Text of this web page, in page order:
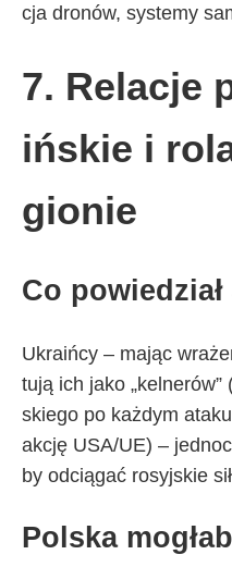
cja dro­nów, sys­te­my
7. Re­la­cje
iń­skie i
gio­nie
Co po­wie­dział
Ukra­iń­cy – ma­jąc
tu­ją ich ja­ko
skie­go po każ­dym
ak­cję USA/UE) –
by od­cią­gać ro­syj­skie
Pol­ska